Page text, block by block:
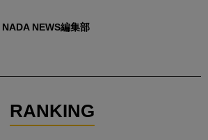
NADA NEWS編集部
RANKING